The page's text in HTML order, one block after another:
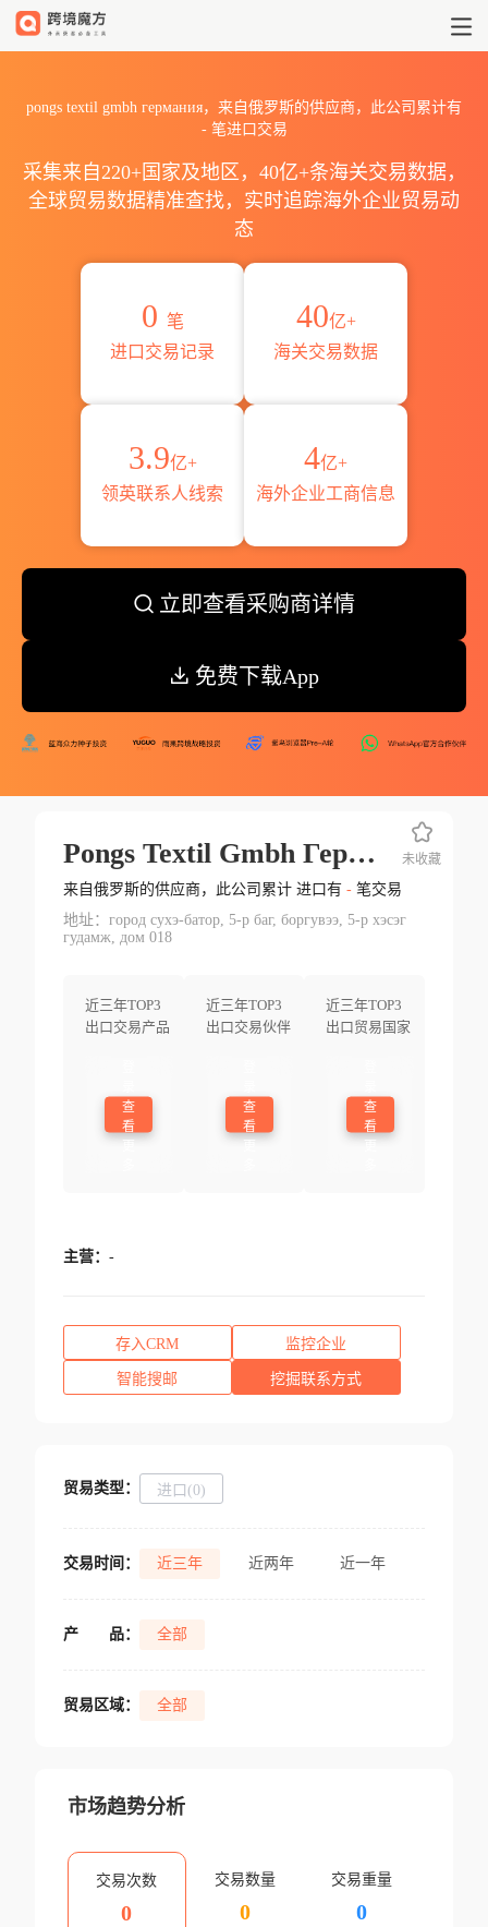
pongs textil gmbh германия，来自俄罗斯的供应商，此公司累计有
-笔进口交易
采集来自220+国家及地区，40亿+条海关交易数据，
全球贸易数据精准查找，实时追踪海外企业贸易动
态
0 笔
进口交易记录
40亿+
海关交易数据
3.9亿+
领英联系人线索
4亿+
海外企业工商信息
立即查看采购商详情
免费下载App
Pongs Textil Gmbh Германия
来自俄罗斯的供应商，此公司累计 进口有 -笔交易
地址：город сухэ-батор, 5-р баг, боргувээ, 5-р хэсэг
гудамж, дом 018
近三年TOP3
出口交易产品
查
看
近三年TOP3
出口交易伙伴
查
看
近三年TOP3
出口贸易国家
查
看
未收藏
主营： -
存入CRM 监控企业
智能搜邮 挖掘联系方式
贸易类型： 进口(0)
交易时间： 近三年 近两年 近一年
产 品： 全部
贸易区域： 全部
市场趋势分析
交易次数
0
交易数量
0
交易重量
0